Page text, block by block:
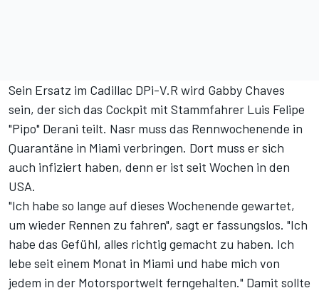
Sein Ersatz im Cadillac DPi-V.R wird Gabby Chaves
sein, der sich das Cockpit mit Stammfahrer Luis Felipe
"Pipo" Derani teilt. Nasr muss das Rennwochenende in
Quarantäne in Miami verbringen. Dort muss er sich
auch infiziert haben, denn er ist seit Wochen in den
USA.
"Ich habe so lange auf dieses Wochenende gewartet,
um wieder Rennen zu fahren", sagt er fassungslos. "Ich
habe das Gefühl, alles richtig gemacht zu haben. Ich
lebe seit einem Monat in Miami und habe mich von
jedem in der Motorsportwelt ferngehalten." Damit sollte